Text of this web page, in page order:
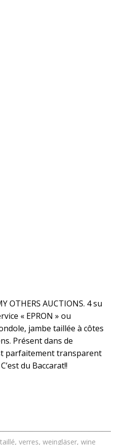
OTHERS AUCTIONS. 4 su
« EPRON » ou
jambe taillée à côtes
Présent dans de
parfaitement transparent
du Baccarat!!
taillé, verres, weingläser, wine